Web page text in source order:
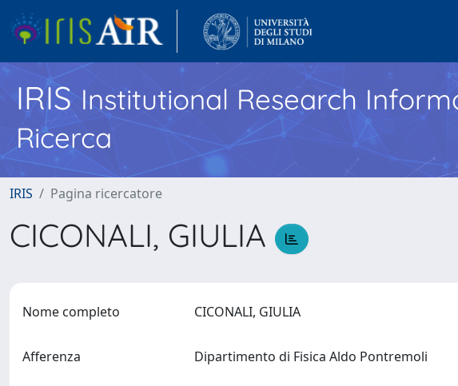
IRISInstitutional Research
Ricerca
IRIS Pagina ricercatore
CICONALI, GIULIA
Nome completo CICONALI, GIULIA
Afferenza Dipartimento di Fisica Aldo Pontremoli